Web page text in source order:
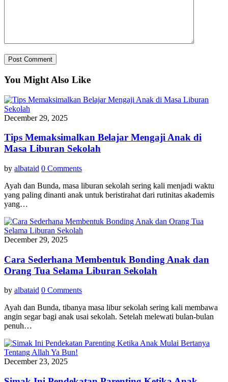
You Might Also Like
December 29, 2025
Tips Memaksimalkan Belajar Mengaji Anak di
Masa Liburan Sekolah
by albataid 0 Comments
Ayah dan Bunda, masa liburan sekolah sering kali menjadi waktu
yang paling dinanti anak untuk beristirahat dari rutinitas akademis
yang…
December 29, 2025
Cara Sederhana Membentuk Bonding Anak dan
Orang Tua Selama Liburan Sekolah
by albataid 0 Comments
Ayah dan Bunda, tibanya masa libur sekolah sering kali membawa
angin segar bagi anak usai sekolah. Setelah melewati bulan-bulan
penuh…
December 23, 2025